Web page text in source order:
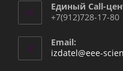
Единый Call-
+7(912)728-17-80
Email:
izdatel@eee-